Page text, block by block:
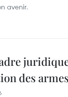
avenir.
des